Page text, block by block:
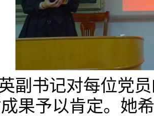
副书记对每位党
果予以肯定。她